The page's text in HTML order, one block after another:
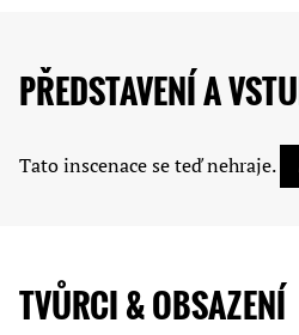
PŘEDSTAVENÍ A
Tato inscenace se teď nehraje.
TVŮRCI & OBSAZENÍ